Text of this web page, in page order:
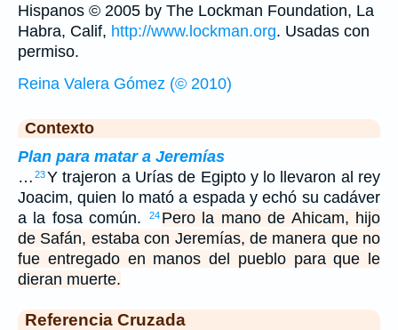
Hispanos © 2005 by The Lockman Foundation, La
Habra, Calif, http://www.lockman.org. Usadas con
permiso.
Reina Valera Gómez (© 2010)
Contexto
Plan para matar a Jeremías
… 23Y trajeron a Urías de Egipto y lo llevaron al rey
Joacim, quien lo mató a espada y echó su cadáver
a la fosa común.
24 Pero la mano de Ahicam, hijo
de Safán, estaba con Jeremías, de manera que no
fue entregado en manos del pueblo para que le
dieran muerte.
Referencia Cruzada